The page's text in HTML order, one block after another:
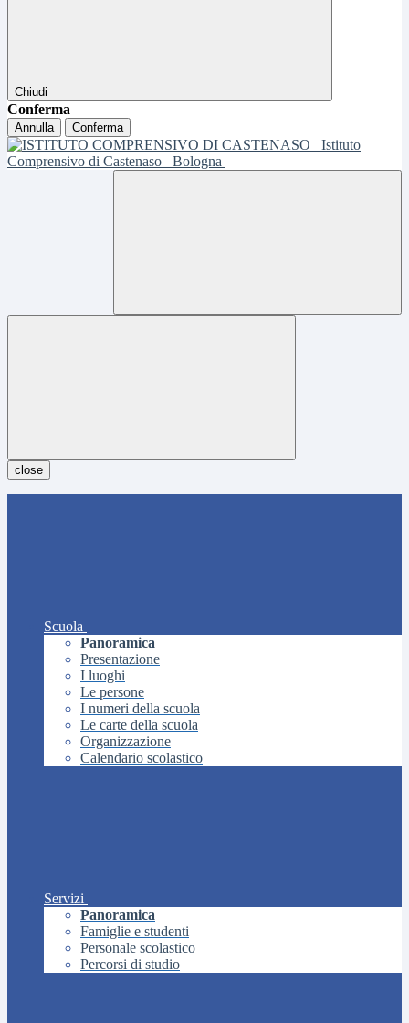
Chiudi
Conferma
Annulla Conferma
Istituto
Comprensivo di Castenaso
Bologna
close
Scuola
Panoramica
Presentazione
I luoghi
Le persone
I numeri della scuola
Le carte della scuola
Organizzazione
Calendario scolastico
Servizi
Panoramica
Famiglie e studenti
Personale scolastico
Percorsi di studio